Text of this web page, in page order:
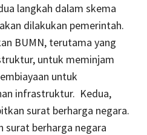
langkah dalam skema
dilakukan pemerintah.
BUMN, terutama yang
untuk meminjam
untuk
infrastruktur. Kedua,
surat berharga negara.
surat berharga negara